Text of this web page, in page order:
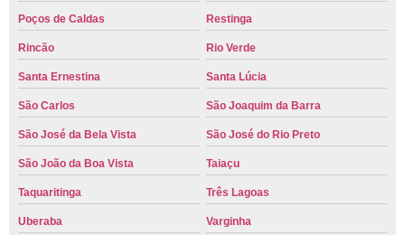
Poços de Caldas Restinga
Rincão Rio Verde
Santa Ernestina Santa Lúcia
São Carlos São Joaquim da Barra
São José da Bela Vista São José do Rio Preto
São João da Boa Vista Taiaçu
Taquaritinga Três Lagoas
Uberaba Varginha